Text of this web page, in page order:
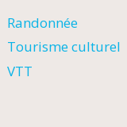
Randonnée
Tourisme culturel
VTT